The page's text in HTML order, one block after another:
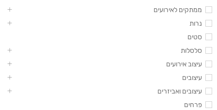
ממתקים לאירועים
נרות
סטים
סלסלות
עיצוב אירועים
עיצובים
עיצובים ואביזרים
פרחים